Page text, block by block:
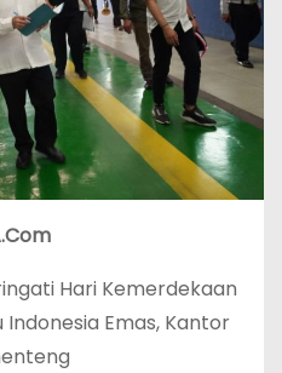
Hari Kemerdekaan
Emas, Kantor